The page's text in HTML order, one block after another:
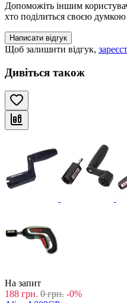
Допоможіть іншим
хто поділиться своєю
Написати відгук
Щоб залишити відгук,
Дивіться також
На запит
188 грн. 0 грн. -0%